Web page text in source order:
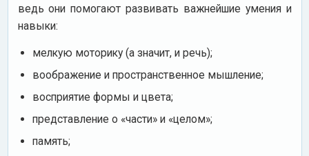
ведь они помогают развивать важнейшие умения и
навыки:
мелкую моторику (а значит, и речь);
воображение и пространственное мышление;
восприятие формы и цвета;
представление о «части» и «целом»;
память;